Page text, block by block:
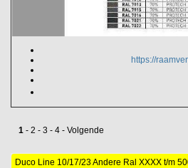
https://
1 - 2 - 3 - 4 - Volgende
Duco Line 10/17/23 Andere Ral XXXX t/m